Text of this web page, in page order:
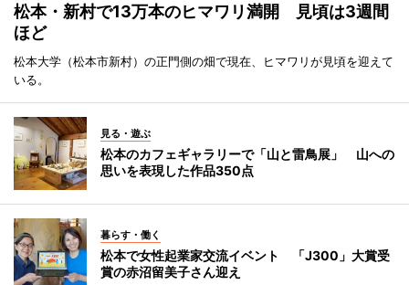
松本・新村で13万本のヒマワリ満開 見頃は3週間
ほど
松本大学（松本市新村）の正門側の畑で現在、ヒマワリが見頃を迎えて
いる。
見る・遊ぶ
松本のカフェギャラリーで「山と雷鳥展」 山への
思いを表現した作品350点
暮らす・働く
松本で女性起業家交流イベント 「J300」大賞受
賞の赤沼留美子さん迎え